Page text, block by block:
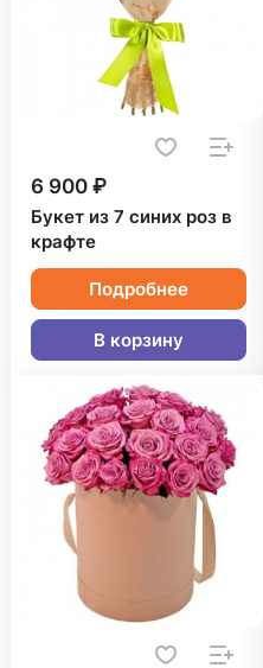
6 900 ₽
Букет из 7 синих роз в
крафте
Подробнее
В корзину